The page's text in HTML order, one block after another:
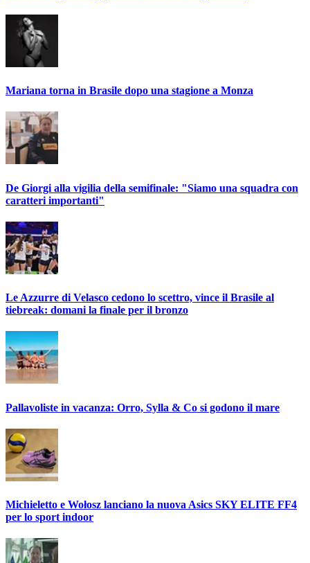
Mariana torna in Brasile dopo una stagione a Monza
De Giorgi alla vigilia della semifinale: "Siamo una squadra con
caratteri importanti"
Le Azzurre di Velasco cedono lo scettro, vince il Brasile al
tiebreak: domani la finale per il bronzo
Pallavoliste in vacanza: Orro, Sylla & Co si godono il mare
Michieletto e Wołosz lanciano la nuova Asics SKY ELITE FF4
per lo sport indoor